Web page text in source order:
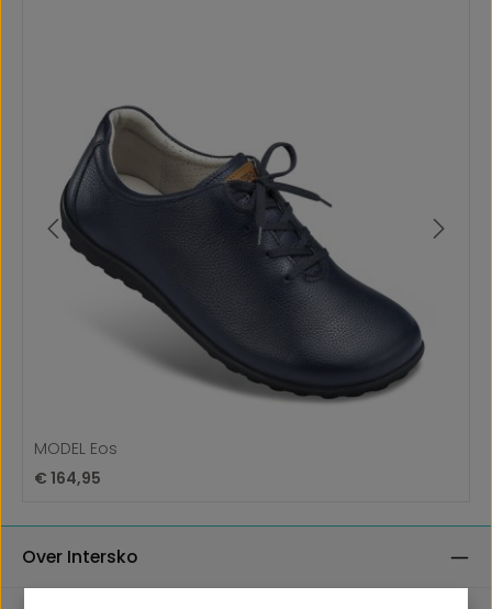
MODEL Eos
Normale prijs:
€ 164,95
Over Intersko